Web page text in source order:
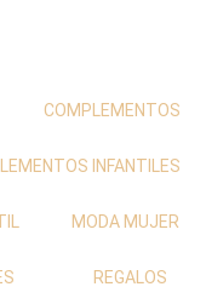
COMPLEMENTOS
INFANTILES
MODA MUJER
REGALOS